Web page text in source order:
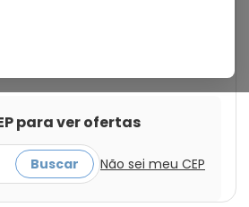
para ver ofertas
Buscar Não sei meu CEP